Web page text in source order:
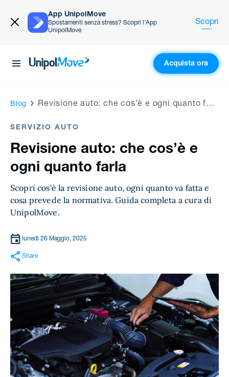
App UnipolMove
Spostamenti senza stress? Scopri l’App
UnipolMove
Scopri
UnipolMove Acquista ora
Blog Revisione auto: che cos’è e ogni quanto farla
SERVIZIO AUTO
Revisione auto: che cos’è e
ogni quanto farla
Scopri cos’è la revisione auto, ogni quanto va fatta e
cosa prevede la normativa. Guida completa a cura di
UnipolMove.
lunedì 26 Maggio, 2025
Share